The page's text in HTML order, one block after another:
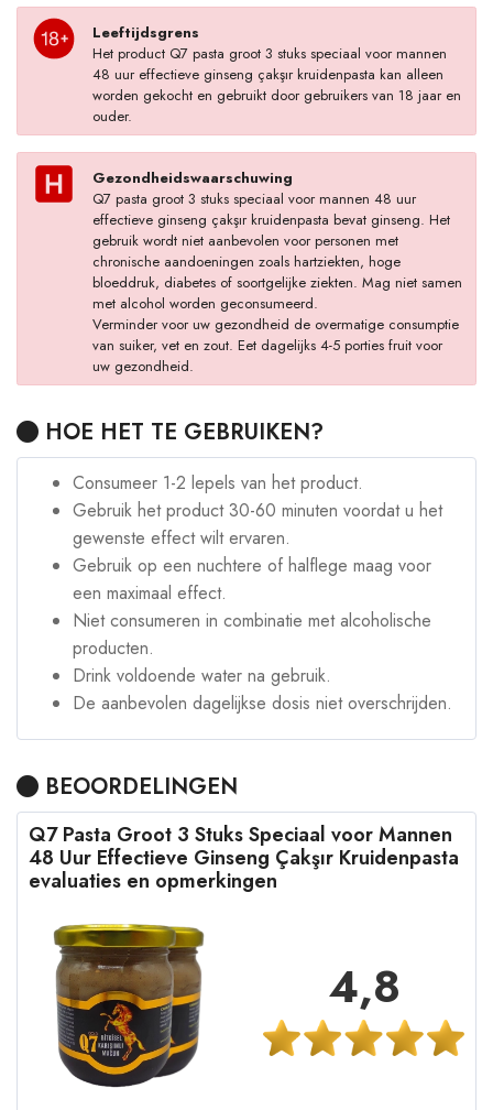
Leeftijdsgrens
Het product Q7 pasta groot 3 stuks speciaal voor mannen
48 uur effectieve ginseng çakşır kruidenpasta kan alleen
worden gekocht en gebruikt door gebruikers van 18 jaar en
ouder.
Gezondheidswaarschuwing
Q7 pasta groot 3 stuks speciaal voor mannen 48 uur
effectieve ginseng çakşır kruidenpasta bevat ginseng. Het
gebruik wordt niet aanbevolen voor personen met
chronische aandoeningen zoals hartziekten, hoge
bloeddruk, diabetes of soortgelijke ziekten. Mag niet samen
met alcohol worden geconsumeerd.
Verminder voor uw gezondheid de overmatige consumptie
van suiker, vet en zout. Eet dagelijks 4-5 porties fruit voor
uw gezondheid.
HOE HET TE GEBRUIKEN?
Consumeer 1-2 lepels van het product.
Gebruik het product 30-60 minuten voordat u het
gewenste effect wilt ervaren.
Gebruik op een nuchtere of halflege maag voor
een maximaal effect.
Niet consumeren in combinatie met alcoholische
producten.
Drink voldoende water na gebruik.
De aanbevolen dagelijkse dosis niet overschrijden.
BEOORDELINGEN
Q7 Pasta Groot 3 Stuks Speciaal voor Mannen
48 Uur Effectieve Ginseng Çakşır Kruidenpasta
evaluaties en opmerkingen
4,8